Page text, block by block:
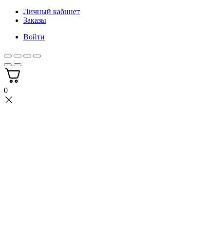
Личный кабинет
Заказы
Войти
0